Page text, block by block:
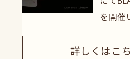
を開催
詳しくはこ